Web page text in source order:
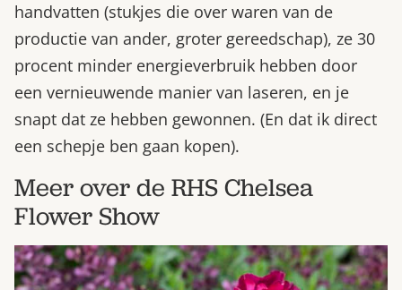
handvatten (stukjes die over waren van de
productie van ander, groter gereedschap), ze 30
procent minder energieverbruik hebben door
een vernieuwende manier van laseren, en je
snapt dat ze hebben gewonnen. (En dat ik direct
een schepje ben gaan kopen).
Meer over de RHS Chelsea
Flower Show